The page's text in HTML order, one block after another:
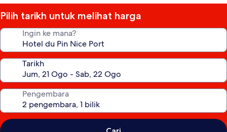
Pilih tarikh untuk melihat harga
Ingin ke mana?
Tarikh
Pengembara